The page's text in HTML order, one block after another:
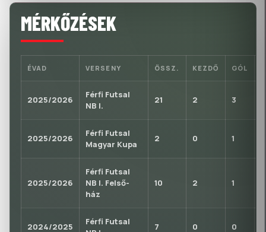
MÉRKŐZÉSEK
ÉVAD VERSENY ÖSSZ. KEZDŐ GÓL
2025/2026
Férfi Futsal
NB I.
21 2 3
2025/2026
Férfi Futsal
Magyar Kupa
2 0 1
2025/2026
Férfi Futsal
NB I. Felső-
ház
10 2 1
2024/2025
Férfi Futsal
7 0 0